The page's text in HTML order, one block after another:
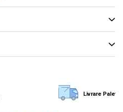
Livrare